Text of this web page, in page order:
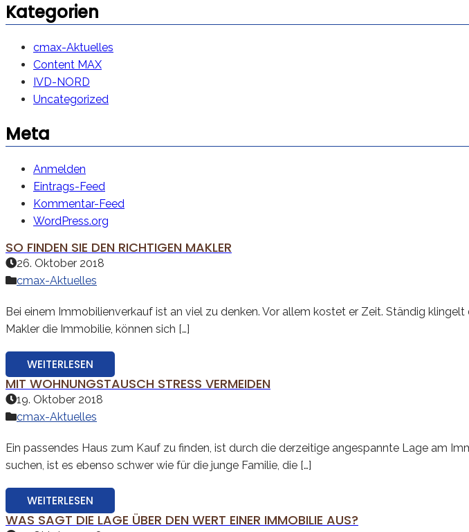
Kategorien
cmax-Aktuelles
Content MAX
IVD-NORD
Uncategorized
Meta
Anmelden
Eintrags-Feed
Kommentar-Feed
WordPress.org
SO FINDEN SIE DEN RICHTIGEN MAKLER
26. Oktober 2018
cmax-Aktuelles
Bei einem Immobilienverkauf ist an viel zu denken. Vor allem kostet er Zeit. Ständig
Makler die Immobilie, können sich […]
WEITERLESEN
MIT WOHNUNGSTAUSCH STRESS VERMEIDEN
19. Oktober 2018
cmax-Aktuelles
Ein passendes Haus zum Kauf zu finden, ist durch die derzeitige angespannte Lage am
suchen, ist es ebenso schwer wie für die junge Familie, die […]
WEITERLESEN
WAS SAGT DIE LAGE ÜBER DEN WERT EINER IMMOBILIE AUS?